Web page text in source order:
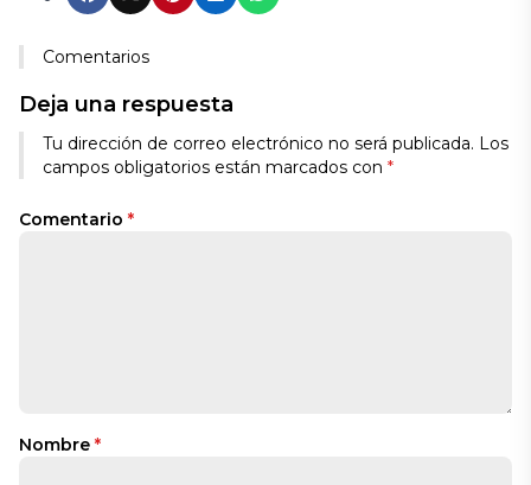
Comentarios
Deja una respuesta
Tu dirección de correo electrónico no será publicada. Los
campos obligatorios están marcados con *
Comentario *
Nombre *